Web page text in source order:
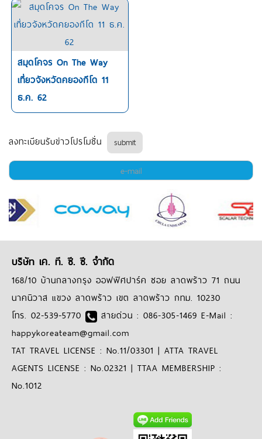
สมุดโคจร On The Way
เที่ยวจังหวัดคยองกีโด 11
ธ.ค. 62
ลงทะเบียนรับข่าวโปรโมชั่น submit
บริษัท เค. ที. ซี. ซี. จำกัด
168/10 บ้านกลางกรุง ออฟฟิศปาร์ค ซอย ลาดพร้าว 71 ถนน
นาคนิวาส แขวง ลาดพร้าว เขต ลาดพร้าว กทม. 10230
โทร. 02-539-5770
สายด่วน : 086-305-1469 E-Mail :
happykoreateam@gmail.com
TAT TRAVEL LICENSE : No.11/03301 | ATTA TRAVEL
AGENTS LICENSE : No.02321 | TTAA MEMBERSHIP :
No.1012